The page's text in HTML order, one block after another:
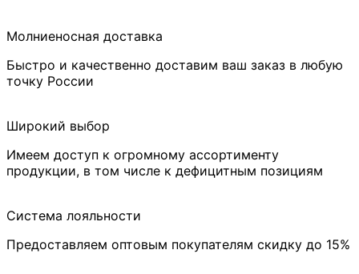
Молниеносная доставка
Быстро и качественно доставим ваш заказ в любую
точку России
Широкий выбор
Имеем доступ к огромному ассортименту
продукции, в том числе к дефицитным позициям
Система лояльности
Предоставляем оптовым покупателям скидку до 15%